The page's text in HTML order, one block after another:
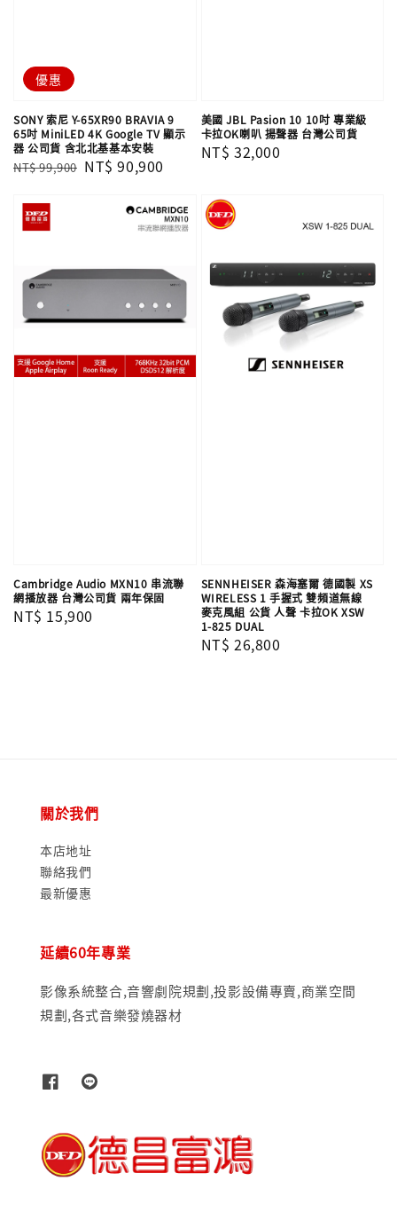
優惠
SONY 索尼 Y-65XR90 BRAVIA 9
65吋 MiniLED 4K Google TV 顯示
器 公司貨 含北北基基本安裝
Regular
NT$ 99,900 Sale
NT$ 90,900
美國 JBL Pasion 10 10吋 專業級
卡拉OK喇叭 揚聲器 台灣公司貨
Regular
NT$ 32,000
Cambridge Audio MXN10 串流聯
網播放器 台灣公司貨 兩年保固
Regular
NT$ 15,900
SENNHEISER 森海塞爾 德國製 XS
WIRELESS 1 手握式 雙頻道無線
麥克風組 公貨 人聲 卡拉OK XSW
1-825 DUAL
Regular
NT$ 26,800
關於我們
本店地址
聯絡我們
最新優惠
延續60年專業
影像系統整合,音響劇院規劃,投影設備專賣,商業空間
規劃,各式音樂發燒器材